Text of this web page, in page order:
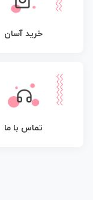
خرید آسان
تماس با ما